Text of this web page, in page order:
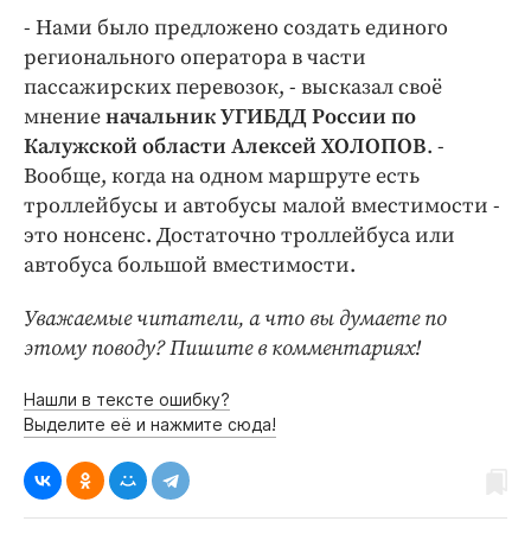
- Нами было предложено создать единого
регионального оператора в части
пассажирских перевозок, - высказал своё
мнениеначальник УГИБДД России по
Калужской области Алексей ХОЛОПОВ. -
Вообще, когда на одном маршруте есть
троллейбусы и автобусы малой вместимости -
это нонсенс. Достаточно троллейбуса или
автобуса большой вместимости.
Уважаемые читатели, а что вы думаете по
этому поводу? Пишите в комментариях!
Нашли в тексте ошибку?
Выделите её и нажмите сюда!